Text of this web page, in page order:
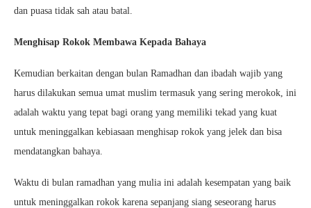
dan puasa tidak sah atau batal.
Menghisap Rokok Membawa Kepada Bahaya
Kemudian berkaitan dengan bulan Ramadhan dan ibadah wajib yang
harus dilakukan semua umat muslim termasuk yang sering merokok, ini
adalah waktu yang tepat bagi orang yang memiliki tekad yang kuat
untuk meninggalkan kebiasaan menghisap rokok yang jelek dan bisa
mendatangkan bahaya.
Waktu di bulan ramadhan yang mulia ini adalah kesempatan yang baik
untuk meninggalkan rokok karena sepanjang siang seseorang harus